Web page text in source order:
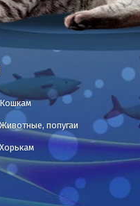
Кошкам
попугаи
Хорькам